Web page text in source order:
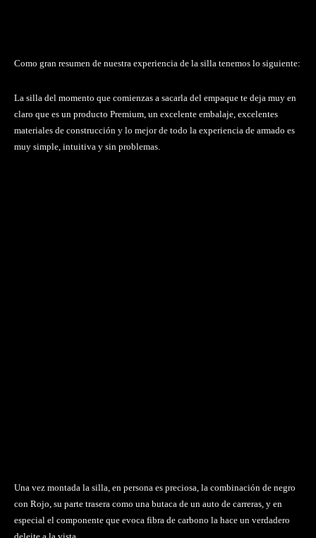
Como gran resumen de nuestra experiencia de la silla tenemos lo siguiente:
La silla del momento que comienzas a sacarla del empaque te deja muy en
claro que es un producto Premium, un excelente embalaje, excelentes
materiales de construcción y lo mejor de todo la experiencia de armado es
muy simple, intuitiva y sin problemas.
Una vez montada la silla, en persona es preciosa, la combinación de negro
con Rojo, su parte trasera como una butaca de un auto de carreras, y en
especial el componente que evoca fibra de carbono la hace un verdadero